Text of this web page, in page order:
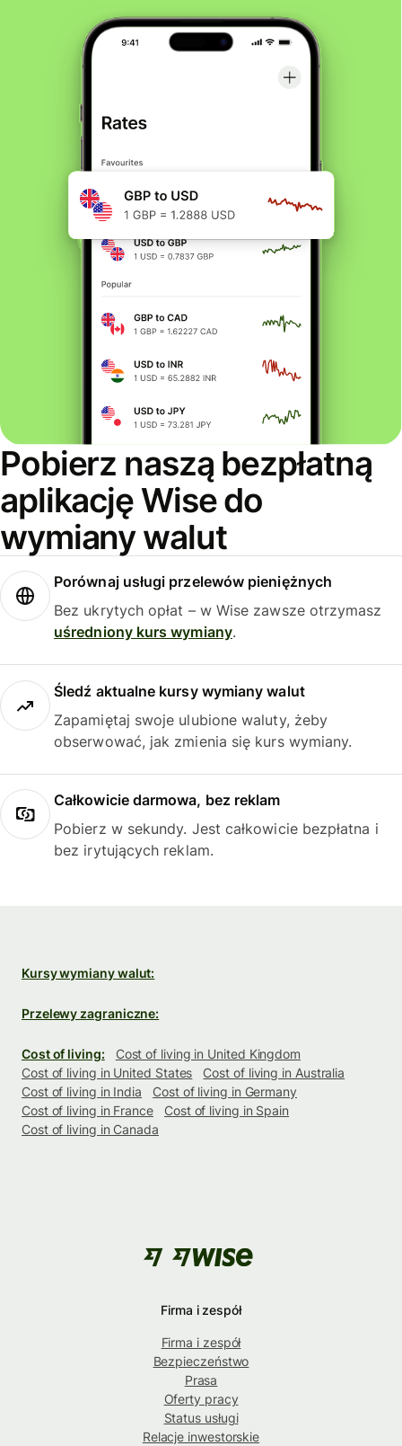
Pobierz naszą bezpłatną
aplikację Wise do
wymiany walut
Porównaj usługi przelewów pieniężnych
Bez ukrytych opłat – w Wise zawsze otrzymasz
uśredniony kurs wymiany.
Śledź aktualne kursy wymiany walut
Zapamiętaj swoje ulubione waluty, żeby
obserwować, jak zmienia się kurs wymiany.
Całkowicie darmowa, bez reklam
Pobierz w sekundy. Jest całkowicie bezpłatna i
bez irytujących reklam.
Kursy wymiany walut:
Przelewy zagraniczne:
Cost of living:
Cost of living in United Kingdom
Cost of living in United States
Cost of living in Australia
Cost of living in India
Cost of living in Germany
Cost of living in France
Cost of living in Spain
Cost of living in Canada
Firma i zespół
Firma i zespół
Bezpieczeństwo
Prasa
Oferty pracy
Status usługi
Relacje inwestorskie